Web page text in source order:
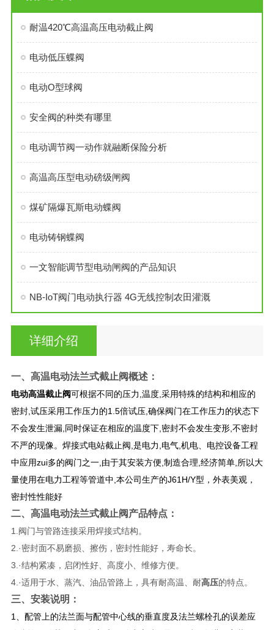
耐温420℃高温高压电动截止阀
电动低压蝶阀
电动O型球阀
安全阀的种类有哪里
电动调节阀一动作就融断保险分析
高温高压型电动磅级闸阀
煤矿隔爆瓦斯电动蝶阀
电动铸钢蝶阀
一文智能调节型电动闸阀的产品知识
NB-IoT阀门电动执行器 4G无线控制农田灌溉
详细介绍
一、 高温电动法兰式截止阀概述：
电动高温截止阀可根据不同的压力,温度,采用特殊的结构和相应的
密封,试压采用工作压力的1.5倍试压,确保阀门在工作压力的状态下
不会发生泄漏,同时保证在相应的温度下,密封不会发生变形,不密封
不严的现像。焊接式电站截止阀,是电力,电气,机电、电控设备工程
中应用zui多的阀门之一,由于其安装方便,制造合理,经济简单,所以大
量使用在电力工程等管道中,本公司生产的J61H/Y型，外表美观，
密封性性能好
二、 高温电动法兰式截止阀产品特点：
1.阀门与管路连接采用焊接式结构。
2.·密封面不易磨损、擦伤，密封性能好，寿命长。
3.·结构紧凑，启闭性好、高度小、维修方便。
4.·适用于水、蒸汽、油品管路上，具有耐高温、耐高压的特点。
三、安装说明：
1、配管上的法兰面与配管中心线的垂直度及法兰螺栓孔的误差应